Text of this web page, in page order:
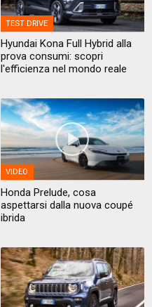
TEST DRIVE
Hyundai Kona Full Hybrid alla
prova consumi: scopri
l'efficienza nel mondo reale
VIDEO
Honda Prelude, cosa
aspettarsi dalla nuova coupé
ibrida